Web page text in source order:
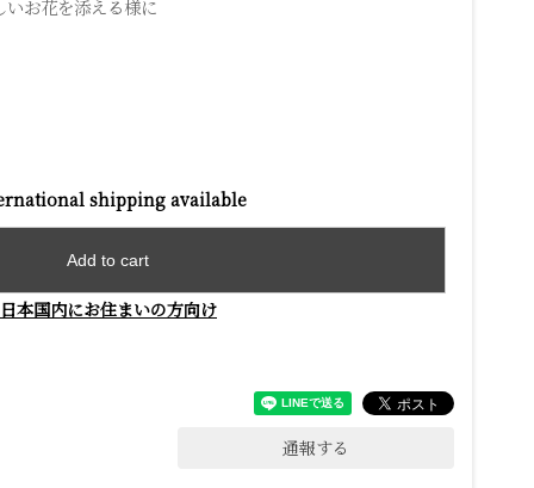
お花を添える様に
shipping available
Add to cart
日本国内にお住まいの方向け
通報する